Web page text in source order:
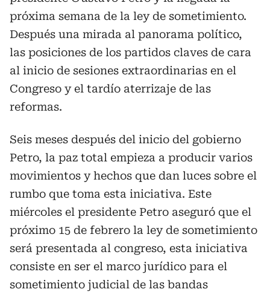
próxima semana de la ley de sometimiento.
Después una mirada al panorama político,
las posiciones de los partidos claves de cara
al inicio de sesiones extraordinarias en el
Congreso y el tardío aterrizaje de las
reformas.
Seis meses después del inicio del gobierno
Petro, la paz total empieza a producir varios
movimientos y hechos que dan luces sobre el
rumbo que toma esta iniciativa. Este
miércoles el presidente Petro aseguró que el
próximo 15 de febrero la ley de sometimiento
será presentada al congreso, esta iniciativa
consiste en ser el marco jurídico para el
sometimiento judicial de las bandas